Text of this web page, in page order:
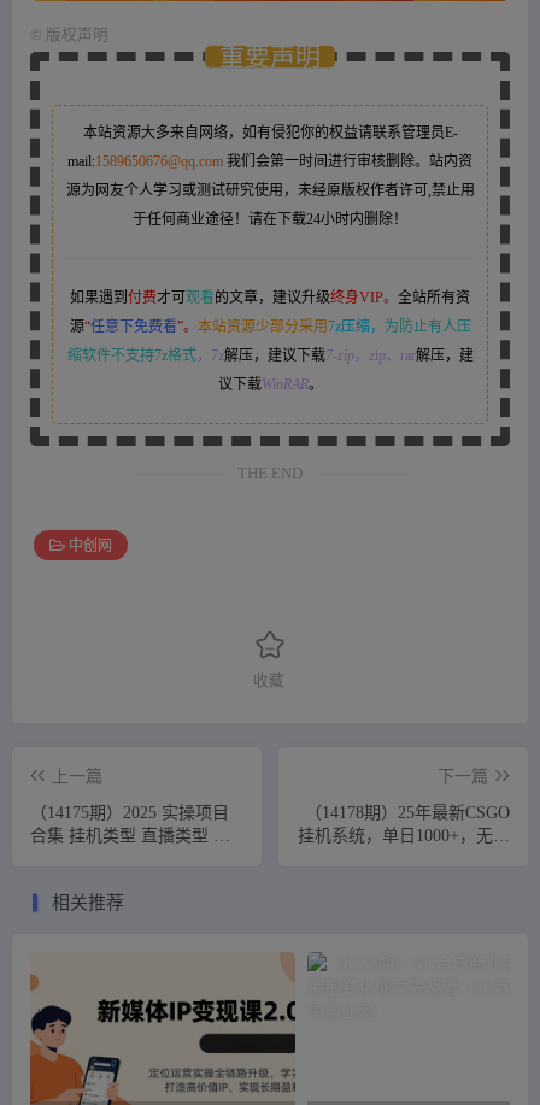
版权声明
重要声明
本站资源大多来自网络，如有侵犯你的权益请联系管理员E-
mail:1589650676@qq.com 我们会第一时间进行审核删除。站内资
源为网友个人学习或测试研究使用，未经原版权作者许可,禁止用
于任何商业途径！请在下载24小时内删除！
如果遇到 付费才可 观看 的文章，建议升级终身VIP。 全站所有资
源“任意下免费看”。 本站资源少部分采用7z压缩，
为防止有人压
缩软件不支持7z格式，7z解压，建议下载7-zip，zip、rar解压，建
议下载WinRAR。
THE END
中创网
收藏
上一篇
（14175期）2025 实操项目
合集 挂机类型 直播类型 轻
下一篇
（14178期）25年最新CSGO
挂机系统，单日1000+，无需
相关推荐